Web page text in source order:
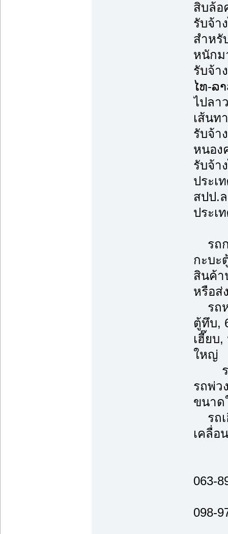
สิบล้อ
รับจ้า
สำหรั
หนักม
รับจ้า
ໄທ-ລ
ไปลา
เส้นท
รับจ้า
หนอง
รับจ้า
ประเ
สปป.
ประเ
รถก
กะบะ
สินค้า
หรือส่
รถห
ตู้ทึบ,
เฮี๊ยบ
ใหญ่
รถพ่
รถพ่ว
ขนาด
รถเ
เคลื่อ
063-
098-